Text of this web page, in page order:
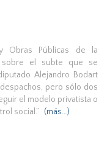
Obras Públicas de la
sobre el subte que se
Alejandro Bodart
pero sólo dos
el modelo privatista o
social.”
(más…)